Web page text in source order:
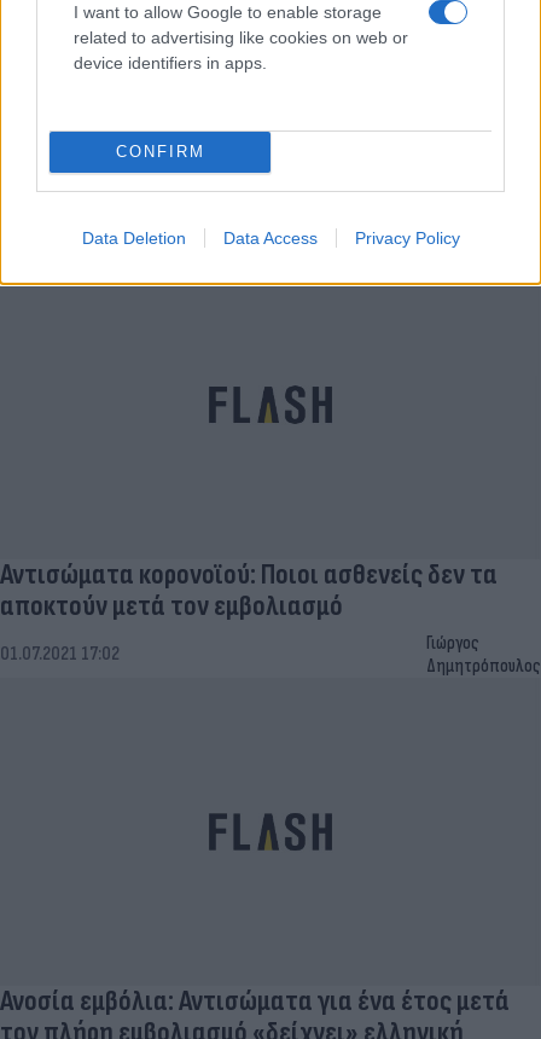
I want to allow Google to enable storage
related to advertising like cookies on web or
device identifiers in apps.
CONFIRM
Data Deletion Data Access Privacy Policy
αποτελεσματικό και κατά της παραλλαγής
Δέλτα
02.07.2021 08:53
Αντισώματα κορονοϊού: Ποιοι ασθενείς δεν τα
αποκτούν μετά τον εμβολιασμό
01.07.2021 17:02
Γιώργος
Δημητρόπουλος
Ανοσία εμβόλια: Αντισώματα για ένα έτος μετά